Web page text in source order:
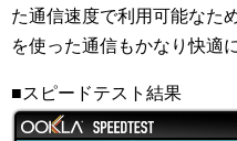
た通信速度で利用可能なた
を使った通信もかなり快適
■スピードテスト結果